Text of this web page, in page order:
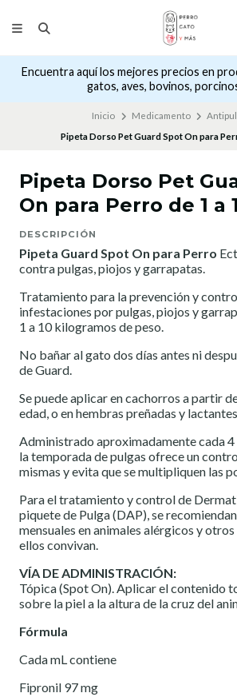
Encuentra aquí los mejores precios en
gatos, aves, bovinos,
Inicio Medicamento
Pipeta Dorso Pet Guard Spot On para
Pipeta Dorso Pet
On para Perro de 1 a
DESCRIPCIÓN
Pipeta Guard Spot On para Perro
contra pulgas, piojos y garrapatas.
Tratamiento para la prevención y
infestaciones por pulgas, piojos y
1 a 10 kilogramos de peso.
No bañar al gato dos días antes ni
de Guard.
Se puede aplicar en cachorros a partir
edad, o en hembras preñadas y
Administrado aproximadamente cada 4
la temporada de pulgas ofrece un
mismas y evita que se multipliquen las
Para el tratamiento y control de
piquete de Pulga (DAP), se
mensuales en animales alérgicos y
ellos convivan.
VÍA DE ADMINISTRACIÓN:
Tópica (Spot On). Aplicar el contenido
sobre la piel a la altura de la cruz del
Fórmula
Cada mL contiene
Fipronil 97 mg